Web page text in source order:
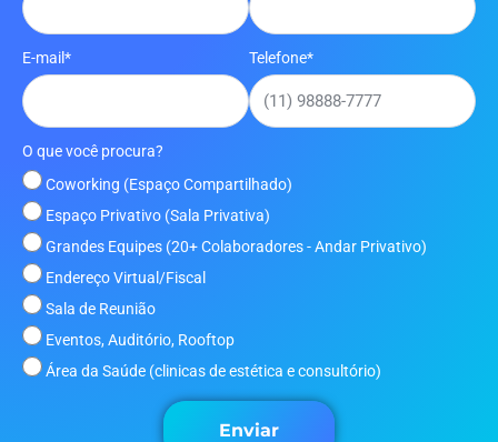
E-mail* Telefone*
O que você procura?
Coworking (Espaço Compartilhado)
Espaço Privativo (Sala Privativa)
Grandes Equipes (20+ Colaboradores - Andar Privativo)
Endereço Virtual/Fiscal
Sala de Reunião
Eventos, Auditório, Rooftop
Área da Saúde (clinicas de estética e consultório)
Enviar